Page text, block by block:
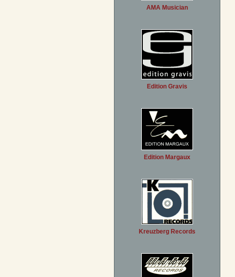
AMA Musician
Edition Gravis
Edition Margaux
Kreuzberg Records